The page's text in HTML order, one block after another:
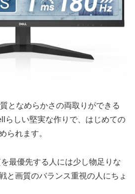
となめらかさの両取りができる
らしい堅実な作りで、はじめての
られます。
最優先する人には少し物足りな
と画質のバランス重視の人にちょ